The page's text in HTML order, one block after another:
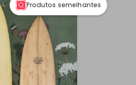
Produtos semelhantes